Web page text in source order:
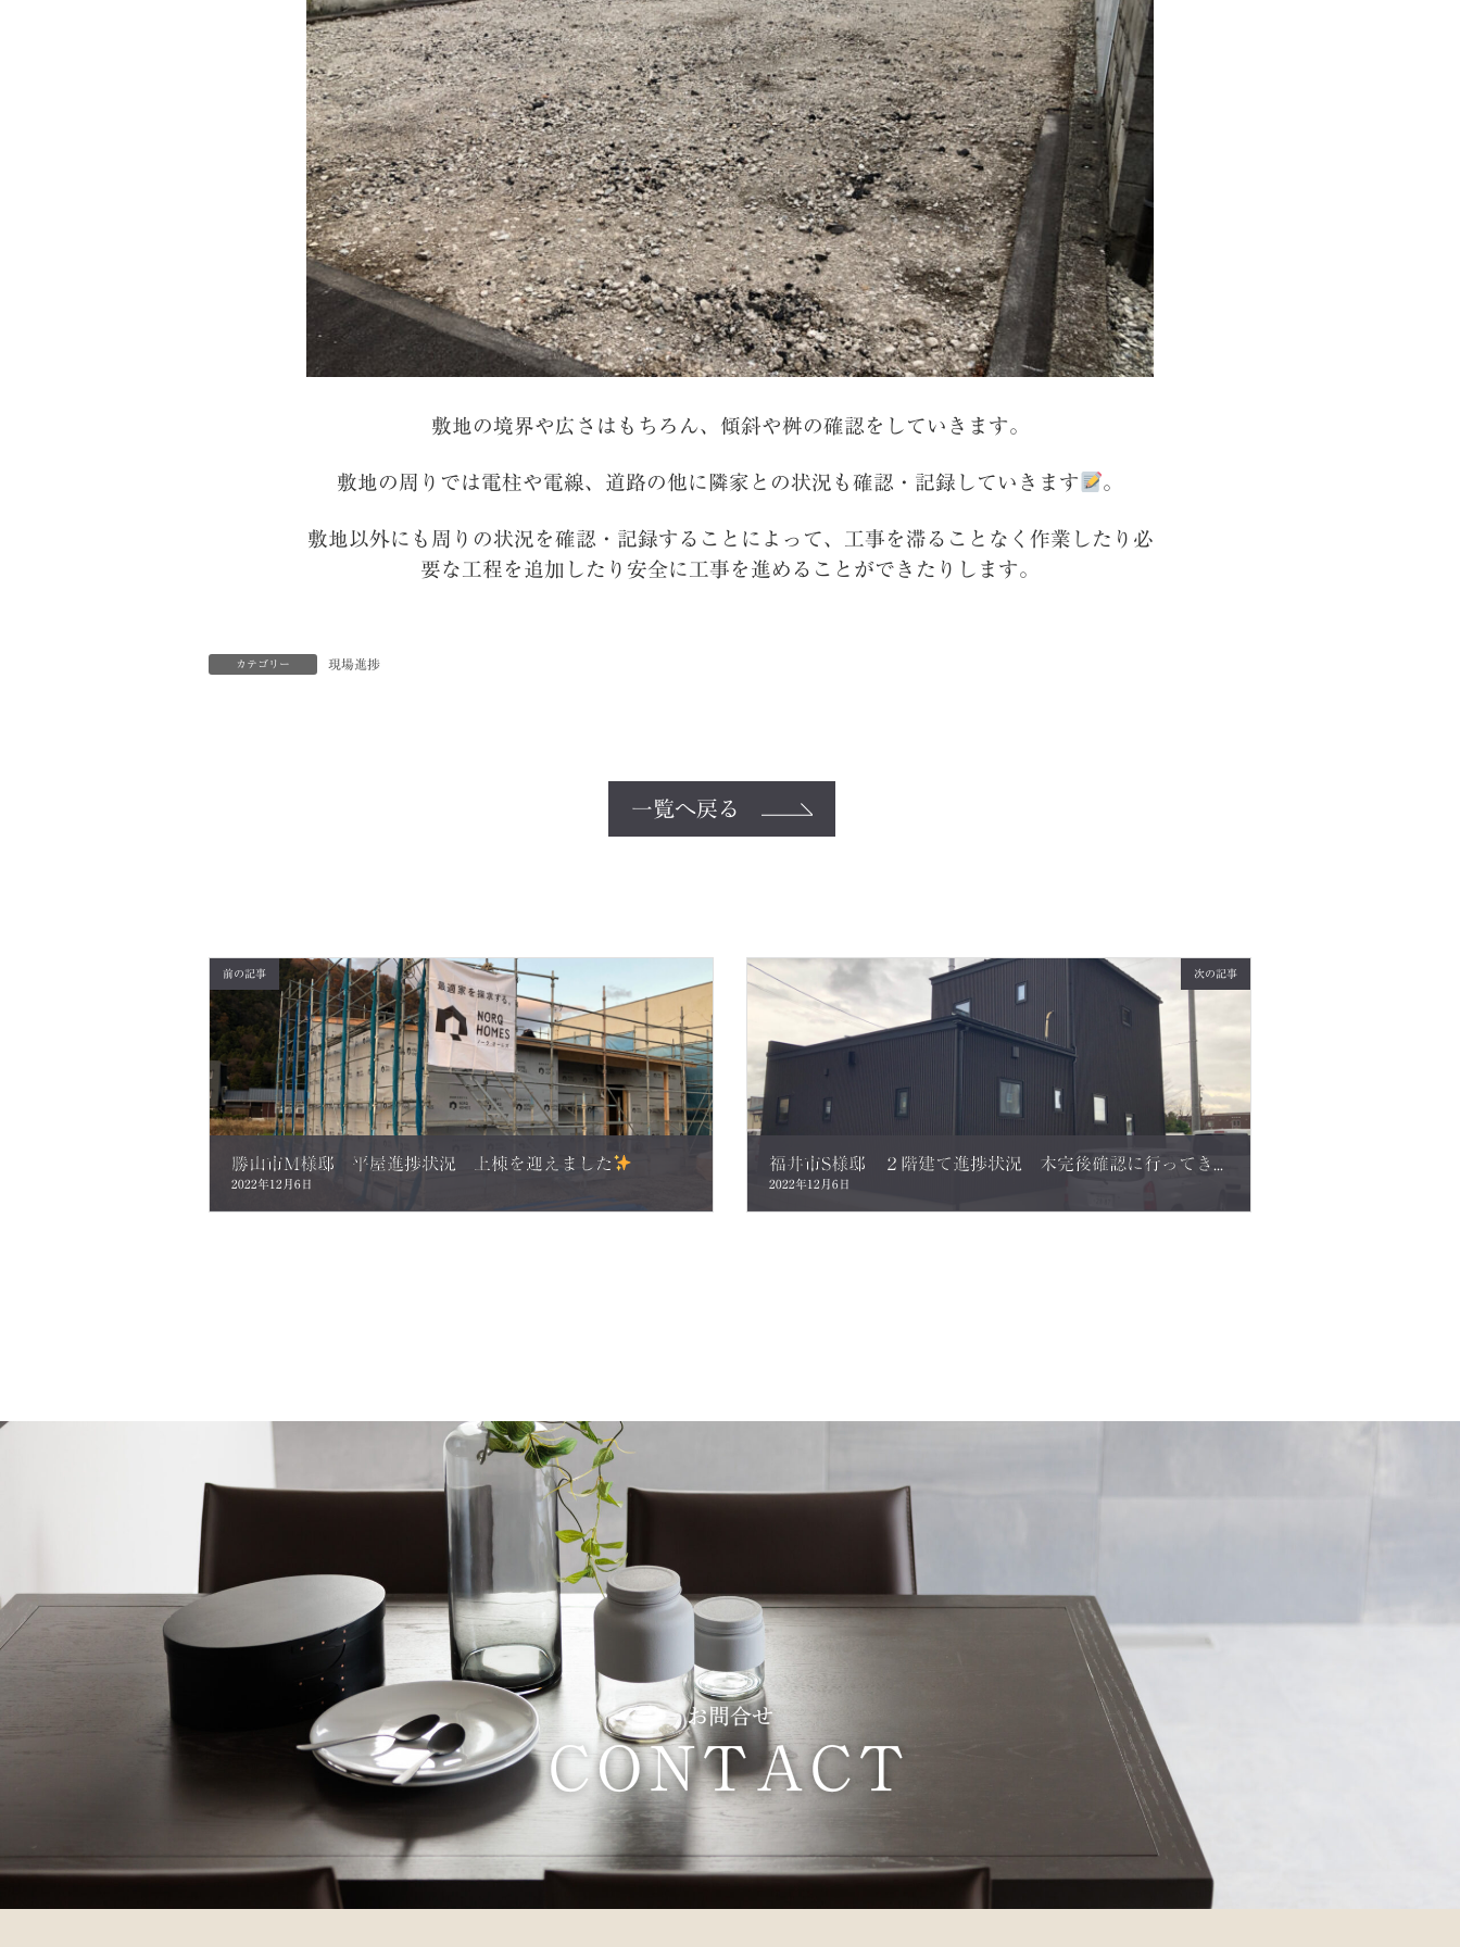
敷地の境界や広さはもちろん、傾斜や桝の確認をしていきます。
敷地の周りでは電柱や電線、道路の他に隣家との状況も確認・記録していきます 。
敷地以外にも周りの状況を確認・記録することによって、工事を滞ることなく作業したり必
要な工程を追加したり安全に工事を進めることができたりします。
カテゴリー 現場進捗
一覧へ戻る
前の記事
勝山市M様邸 平屋進捗状況 上棟を迎えました
2022年12月6日
次の記事
2022年12月6日
お問合せ
CONTACT